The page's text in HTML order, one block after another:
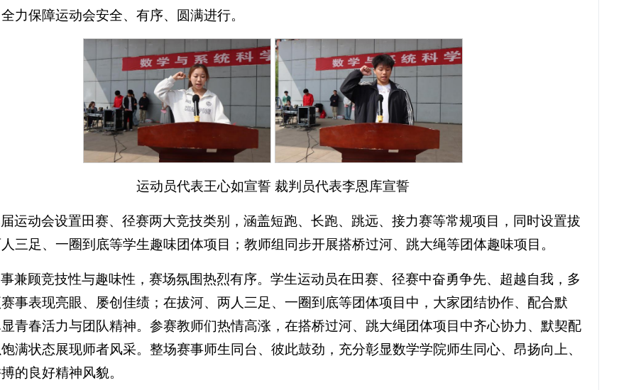
力保障运动会安全、有序、圆满进行。
运动员代表王心如宣誓 裁判员代表李恩库宣誓
运动会设置田赛、径赛两大竞技类别，涵盖短跑、长跑、跳远、接力赛等常规项目，同时设置拔
三足、一圈到底等学生趣味团体项目；教师组同步开展搭桥过河、跳大绳等团体趣味项目。
兼顾竞技性与趣味性，赛场氛围热烈有序。学生运动员在田赛、径赛中奋勇争先、超越自我，多
事表现亮眼、屡创佳绩；在拔河、两人三足、一圈到底等团体项目中，大家团结协作、配合默
青春活力与团队精神。参赛教师们热情高涨，在搭桥过河、跳大绳团体项目中齐心协力、默契配
满状态展现师者风采。整场赛事师生同台、彼此鼓劲，充分彰显数学学院师生同心、昂扬向上、
的良好精神风貌。